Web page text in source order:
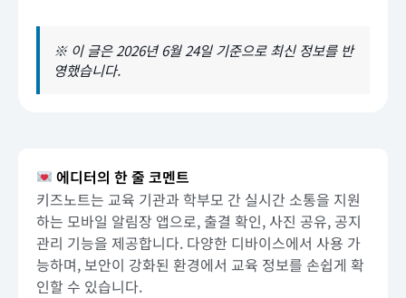
※ 이 글은 2026년 6월 24일 기준으로 최신 정보를 반
영했습니다.
에디터의 한 줄 코멘트
키즈노트는 교육 기관과 학부모 간 실시간 소통을 지원
하는 모바일 알림장 앱으로, 출결 확인, 사진 공유, 공지
관리 기능을 제공합니다. 다양한 디바이스에서 사용 가
능하며, 보안이 강화된 환경에서 교육 정보를 손쉽게 확
인할 수 있습니다.